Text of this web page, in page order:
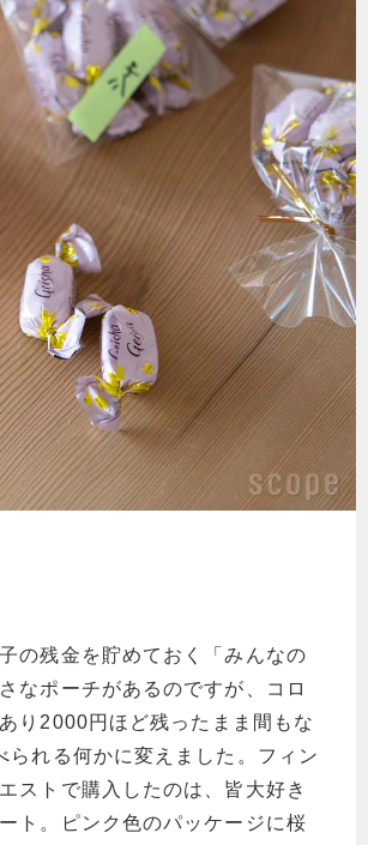
の残金を貯めておく「みんなの
なポーチがあるのですが、コロ
り2000円ほど残ったまま間もな
れる何かに変えました。 フィン
ストで購入したのは、皆大好き
ト。ピンク色のパッケージに桜